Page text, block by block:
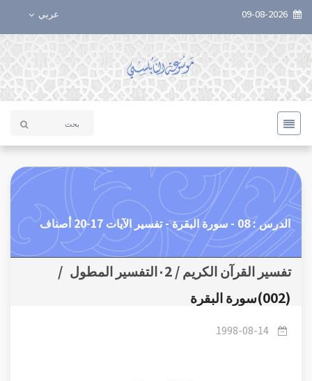
عربي
الدرس : 08 - سورة البقرة - تفسير الآيات 17-20 أصناف
تفسير القرآن الكريم / ٠2التفسير المطول
/
(002)سورة البقرة
1998-08-14